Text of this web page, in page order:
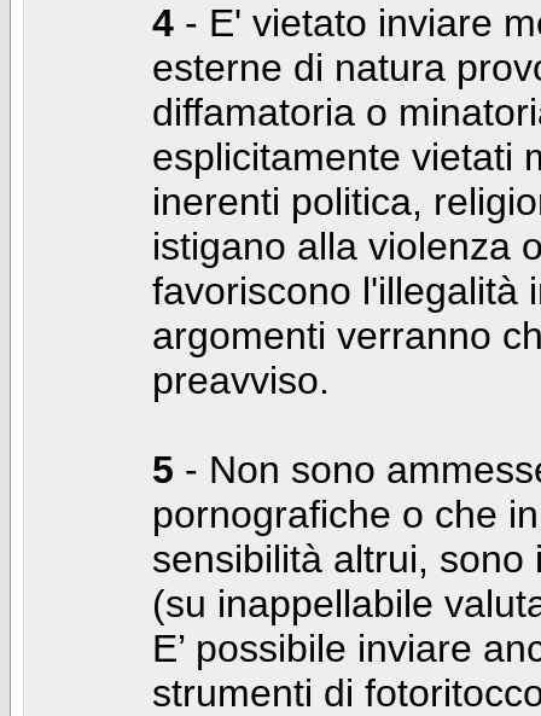
4 - E' vietato inviare
esterne di natura
diffamatoria o
esplicitamente vietati
inerenti politica,
istigano alla violenza
favoriscono l'illegalità
argomenti verranno
preavviso.
5 - Non sono
pornografiche o che
sensibilità altrui,
(su inappellabile
E’ possibile inviare
strumenti di